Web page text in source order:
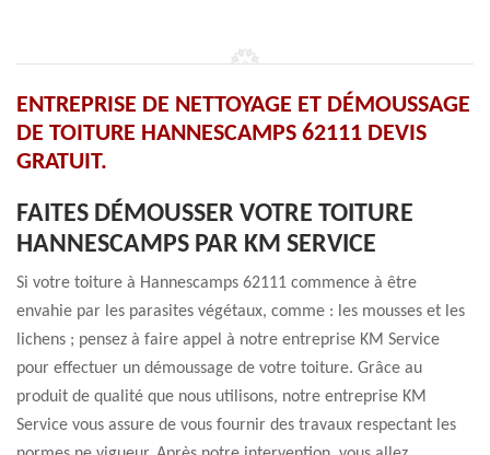
ENTREPRISE DE NETTOYAGE ET DÉMOUSSAGE
DE TOITURE HANNESCAMPS 62111 DEVIS
GRATUIT.
FAITES DÉMOUSSER VOTRE TOITURE
HANNESCAMPS PAR KM SERVICE
Si votre toiture à Hannescamps 62111 commence à être
envahie par les parasites végétaux, comme : les mousses et les
lichens ; pensez à faire appel à notre entreprise KM Service
pour effectuer un démoussage de votre toiture. Grâce au
produit de qualité que nous utilisons, notre entreprise KM
Service vous assure de vous fournir des travaux respectant les